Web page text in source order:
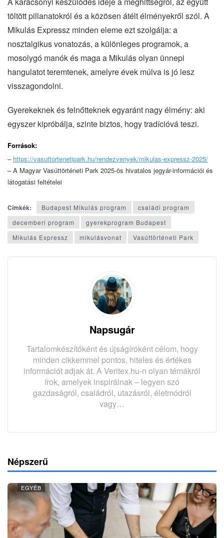
töltött pillanatokról és a közösen átélt élményekről szól. A
Mikulás Expressz minden eleme ezt szolgálja: a
nosztalgikus vonatozás, a különleges programok, a
mosolygó manók és maga a Mikulás olyan ünnepi
hangulatot teremtenek, amelyre évek múlva is jó lesz
visszagondolni.
Gyerekeknek és felnőtteknek egyaránt nagy élmény: aki
egyszer kipróbálja, szinte biztos, hogy tradícióvá teszi.
Források:
– https://vasuttortenetipark.hu/rendezvenyek/mikulas-expressz-2025/
– A Magyar Vasúttörténeti Park 2025-ös hivatalos jegyár-információi és
látogatási feltételei
Címkék: Budapest Mikulás program
családi program
decemberi program
gyerekprogram Budapest
Mikulás Expressz
mikulásvonat Vasúttörténeti Park
Napsugár
Tartalomkészítőként és újságíróként célom, hogy
minden cikkemmel pontos, hiteles és értékes
információt adjak át. A Veritex.hu-n olyan témákról
írok, amelyek inspirálnak – legyen szó
gazdaságról, családról, utazásról, életmódról
vagy…
Népszerű
EGYÉB